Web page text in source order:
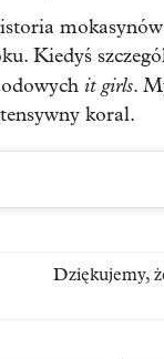
Kiedyś
it girls.
koral.
Dziękujemy,